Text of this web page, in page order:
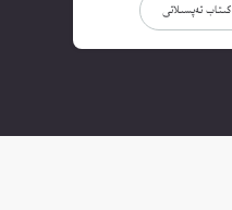
كىتاب تەپسىلاتى